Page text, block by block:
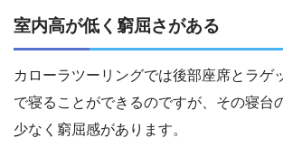
室内高が低く窮屈さがある
カローラツーリングでは後部座席とラゲ
で寝ることができるのですが、その寝台
少なく窮屈感があります。